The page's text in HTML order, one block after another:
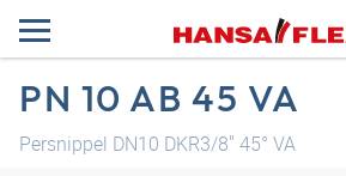
PN 10 AB 45 VA
Persnippel DN10 DKR3/8" 45° VA